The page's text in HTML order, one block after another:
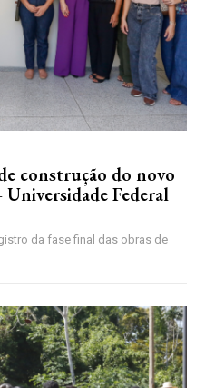
construção do novo
Federal
da fase final das obras de